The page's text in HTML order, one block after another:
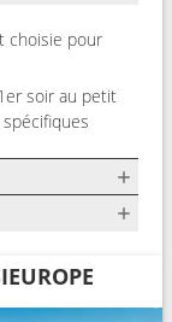
choisie pour
soir au petit